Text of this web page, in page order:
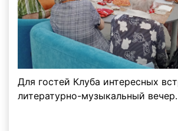
Для гостей Клуба интересных
литературно-музыкальный вечер.